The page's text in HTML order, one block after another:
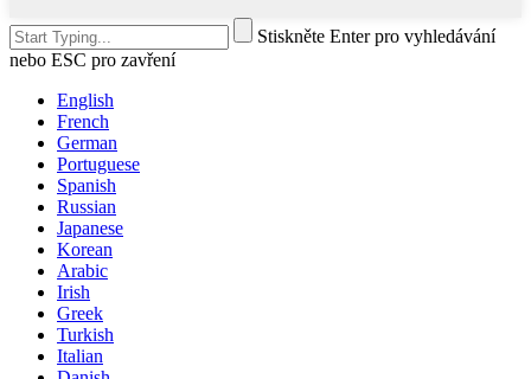
Stiskněte Enter pro vyhledávání
nebo ESC pro zavření
English
French
German
Portuguese
Spanish
Russian
Japanese
Korean
Arabic
Irish
Greek
Turkish
Italian